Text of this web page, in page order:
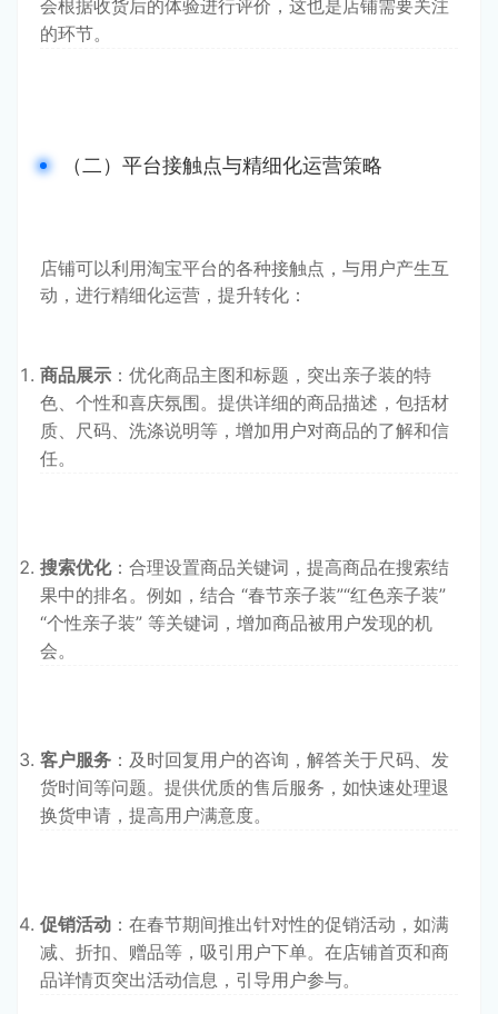
会根据收货后的体验进行评价，这也是店铺需要关注
的环节。
（二）平台接触点与精细化运营策略
店铺可以利用淘宝平台的各种接触点，与用户产生互
动，进行精细化运营，提升转化：
商品展示 ：优化商品主图和标题，突出亲子装的特
色、个性和喜庆氛围。提供详细的商品描述，包括材
质、尺码、洗涤说明等，增加用户对商品的了解和信
任。
搜索优化：合理设置商品关键词，提高商品在搜索结
果中的排名。例如，结合 “春节亲子装”“红色亲子装”
“个性亲子装” 等关键词，增加商品被用户发现的机
会。
客户服务 ：及时回复用户的咨询，解答关于尺码、发
货时间等问题。提供优质的售后服务，如快速处理退
换货申请，提高用户满意度。
促销活动 ：在春节期间推出针对性的促销活动，如满
减、折扣、赠品等，吸引用户下单。在店铺首页和商
品详情页突出活动信息，引导用户参与。